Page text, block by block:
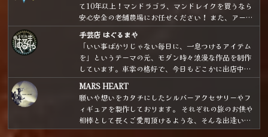
て10年以上！マンドラゴラ、マンドレイクを買うなら
安心安全の老舗農場にお任せください！ また、アート
ドールや魔法の小瓶など様々な魔法雑貨も取り扱いあ
り。よろしくおねがいします。
手芸店 はぐるまや
「いい事ばかりじゃない毎日に、一息つけるアイテム
を」というテーマの元、モダン時々浪漫な作品を制作
しています。車掌の格好で、今日もどこかに出店中。
気分は「銀河鉄道を駆り、星々をめぐりながら商いを
する魔法雑貨商」です。
MARS HEART
願いや想いをカタチにしたシルバーアクセサリーやフ
ィギュアを製作しております。 それぞれの旅のお供や
相棒として長くご愛用頂けるような、そんな出逢いと
なれたら嬉しいです！